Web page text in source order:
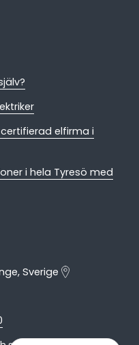
elfirma i
i hela Tyresö med
Sverige